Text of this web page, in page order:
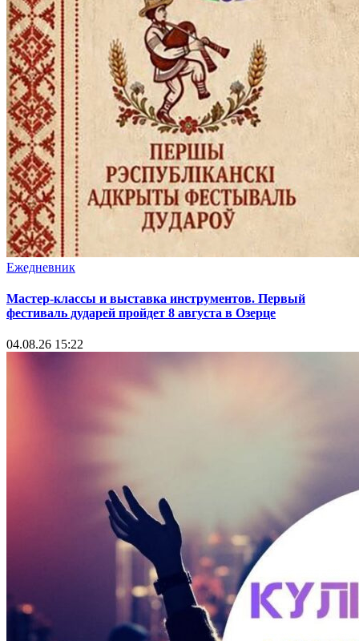
Ежедневник
Мастер-классы и выставка инструментов. Первый
фестиваль дударей пройдет 8 августа в Озерце
04.08.26 15:22